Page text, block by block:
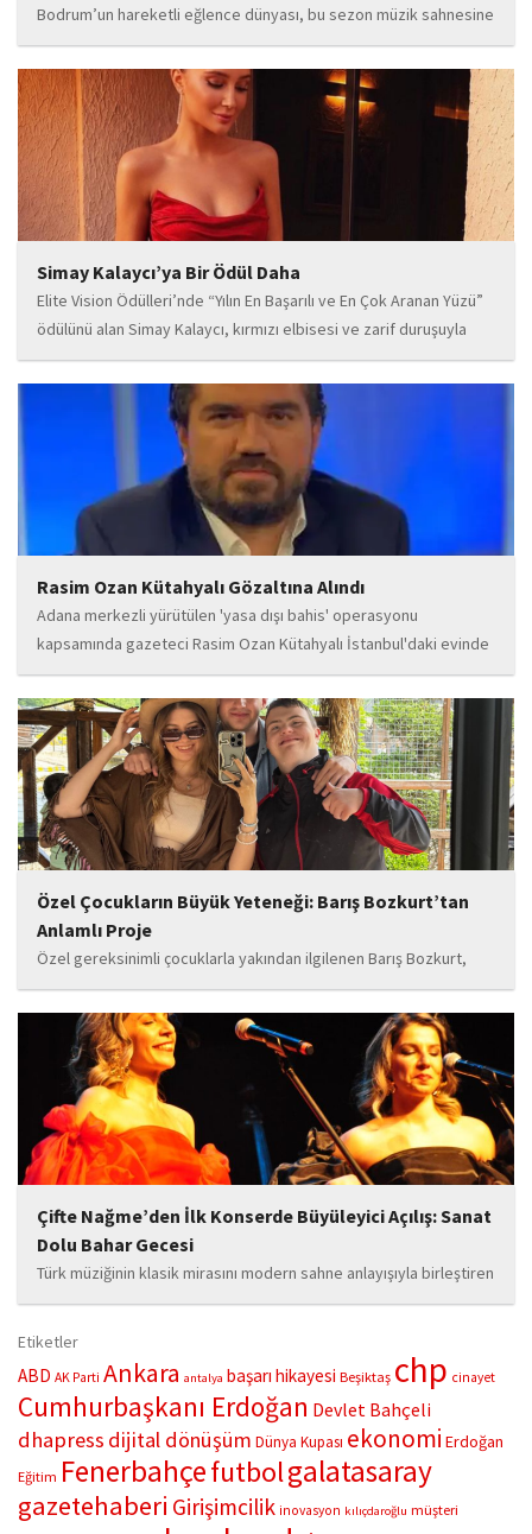
Bodrum’un hareketli eğlence dünyası, bu sezon müzik sahnesine
iddialı bir giriş yapan “Paradox” ile yeni bir enerji kazanıyor. Güçlü
sahne performansı, uluslararası standartlardaki repertuarı ve
deneyimli müzisyen kadrosuyla dikkat çeken...
Simay Kalaycı’ya Bir Ödül Daha
Elite Vision Ödülleri’nde “Yılın En Başarılı ve En Çok Aranan Yüzü”
ödülünü alan Simay Kalaycı, kırmızı elbisesi ve zarif duruşuyla
geceye damga vurdu. Takı markasıyla da dikkat çeken Kalaycı,
Wilma...
Rasim Ozan Kütahyalı Gözaltına Alındı
Adana merkezli yürütülen 'yasa dışı bahis' operasyonu
kapsamında gazeteci Rasim Ozan Kütahyalı İstanbul'daki evinde
gözaltına alındı.
Özel Çocukların Büyük Yeteneği: Barış Bozkurt’tan
Anlamlı Proje
Özel gereksinimli çocuklarla yakından ilgilenen Barış Bozkurt,
hayata geçirdiği örnek çalışma ile hem eğitim camiasının hem de
toplumun dikkatini çekiyor. “Hayatta yaşattığın mutluluk en güzel
hediyedir” anlayışıyla yola çıkan Bozkurt,...
Çifte Nağme’den İlk Konserde Büyüleyici Açılış: Sanat
Dolu Bahar Gecesi
Türk müziğinin klasik mirasını modern sahne anlayışıyla birleştiren
“Çifte Nağme” projesi, ilk konserini İstanbul Ataşehir’de bulunan
buluşturdu. Yoğun katılımla gerçekleşen gece, müzikal çeşitlilik
ve...
Etiketler
ABD AK Parti Ankara antalya başarı hikayesi Beşiktaş chp cinayet
Cumhurbaşkanı Erdoğan Devlet Bahçeli
dhapress dijital dönüşüm Dünya Kupası ekonomi Erdoğan
Eğitim Fenerbahçefutbolgalatasaray
gazetehaberi Girişimcilik inovasyon kılıçdaroğlu müşteri